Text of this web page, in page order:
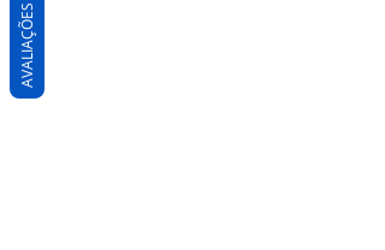
AVALIAÇÕES